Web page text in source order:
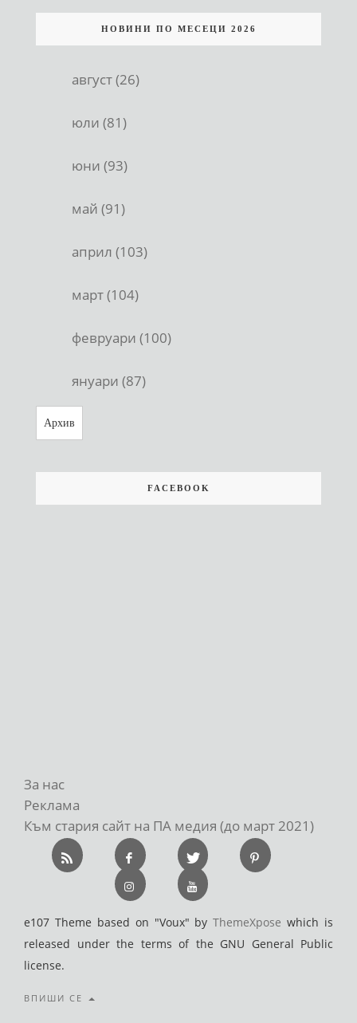
НОВИНИ ПО МЕСЕЦИ 2026
август (26)
юли (81)
юни (93)
май (91)
април (103)
март (104)
февруари (100)
януари (87)
Архив
FACEBOOK
За нас
Реклама
Към стария сайт на ПА медия (до март 2021)
e107 Theme based on "Voux" byThemeXpose which is
released under the terms of the GNU General Public
license.
ВПИШИ СЕ